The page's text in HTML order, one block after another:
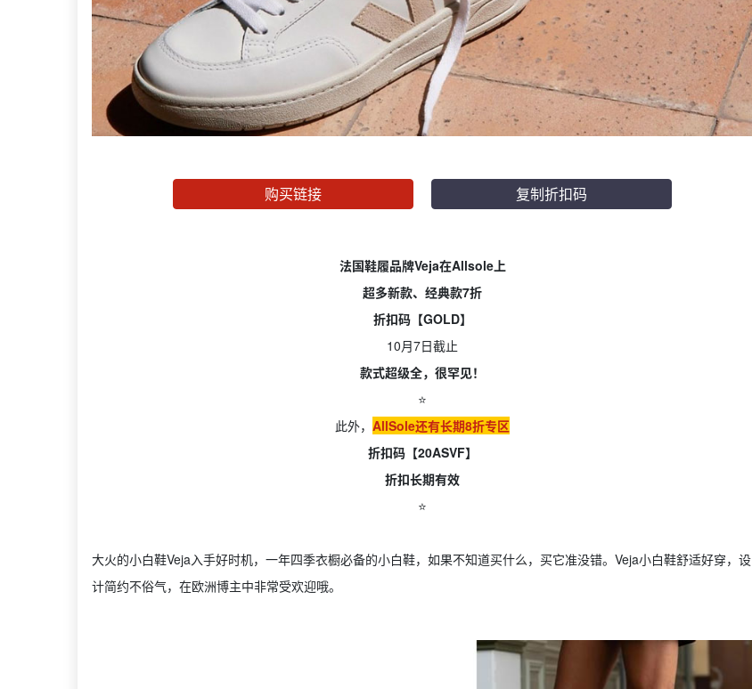
购买链接 复制折扣码
法国鞋履品牌Veja在Allsole上
超多新款、经典款7折
折扣码【GOLD】
10月7日截止
款式超级全，很罕见！
⭐️
此外，AllSole还有长期8折专区
折扣码【20ASVF】
折扣长期有效
⭐️
大火的小白鞋Veja入手好时机，一年四季衣橱必备的小白鞋，如果不知道买什么，买它准没错。Veja小白鞋舒适好穿，设
计简约不俗气，在欧洲博主中非常受欢迎哦。